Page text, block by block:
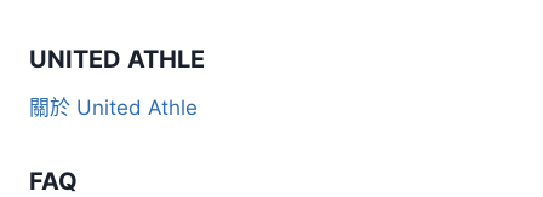
UNITED ATHLE
關於 United Athle
FAQ